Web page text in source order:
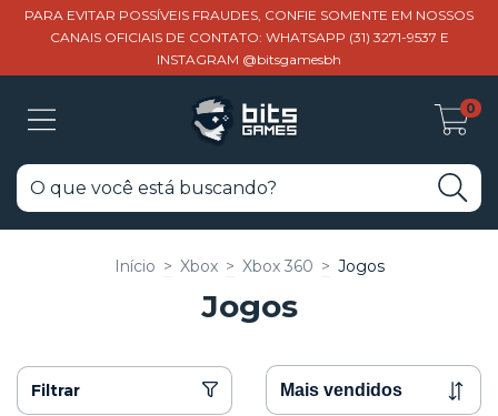
PARA EVITAR POSSÍVEIS FRAUDES, CONFIE SOMENTE EM NOSSOS
CANAIS OFICIAIS DE CONTATO: WHATSAPP (31) 3271-9537 E
INSTAGRAM @bitsgamesbh
0
Início > Xbox > Xbox 360 > Jogos
Jogos
Filtrar